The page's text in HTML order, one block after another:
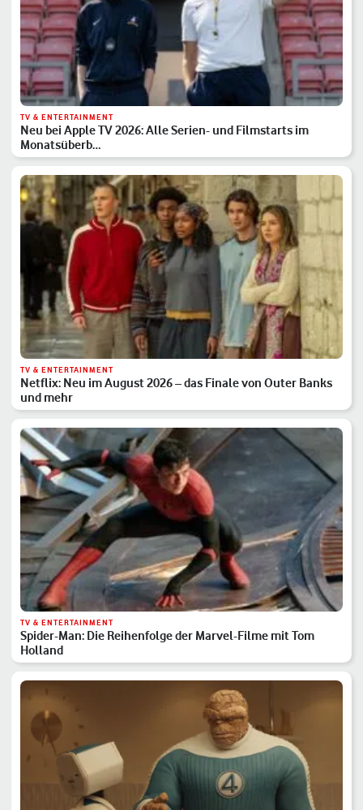
TV & ENTERTAINMENT
Neu bei Apple TV 2026: Alle Serien- und Filmstarts im
Monatsüberb…
TV & ENTERTAINMENT
Netflix: Neu im August 2026 – das Finale von Outer Banks
und mehr
TV & ENTERTAINMENT
Spider-Man: Die Reihenfolge der Marvel-Filme mit Tom
Holland